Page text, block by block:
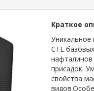
Краткое
CTL
присадок.
свойства